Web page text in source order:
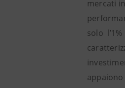
mercati
solo